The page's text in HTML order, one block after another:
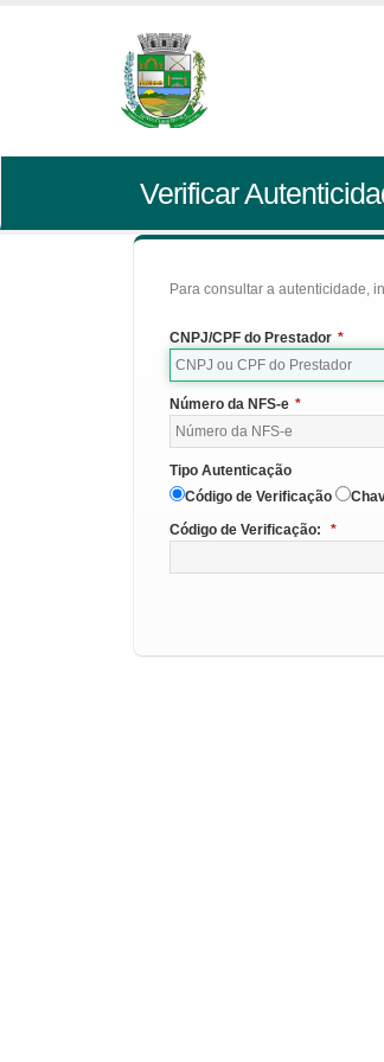
Verificar
Para consultar a autenticidade,
CNPJ/CPF do Prestador *
Número da NFS-e *
Tipo Autenticação
Código de Verificação
Código de Verificação:
*